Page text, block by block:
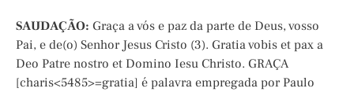
SAUDAÇÃO: Graça a vós e paz da parte de Deus, vosso
Pai, e de(o) Senhor Jesus Cristo (3). Gratia vobis et pax a
Deo Patre nostro et Domino Iesu Christo. GRAÇA
[charis<5485>=gratia] é palavra empregada por Paulo